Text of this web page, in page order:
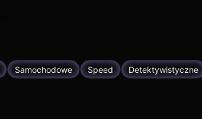
Samochodowe Speed Detektywistyczne